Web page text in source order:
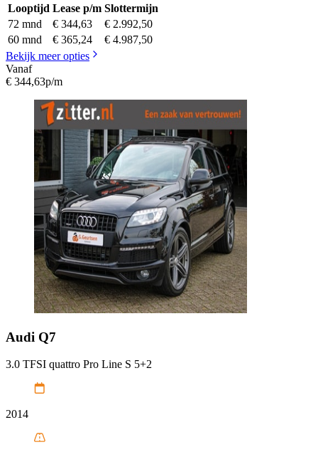
Looptijd Lease p/m Slottermijn
72 mnd
€ 344,63
€ 2.992,50
60 mnd
€ 365,24
€ 4.987,50
Bekijk meer opties
Vanaf
€ 344,63p/m
Audi Q7
3.0 TFSI quattro Pro Line S 5+2
2014